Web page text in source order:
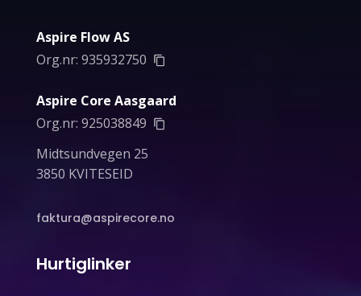
Aspire Flow AS
Org.nr: 935932750
Aspire Core Aasgaard
Org.nr: 925038849
Midtsundvegen 25
3850 KVITESEID
faktura@aspirecore.no
Hurtiglinker